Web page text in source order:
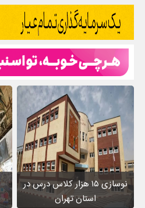
نوسازی ۱۵ هزار کلاس درس در
استان تهران